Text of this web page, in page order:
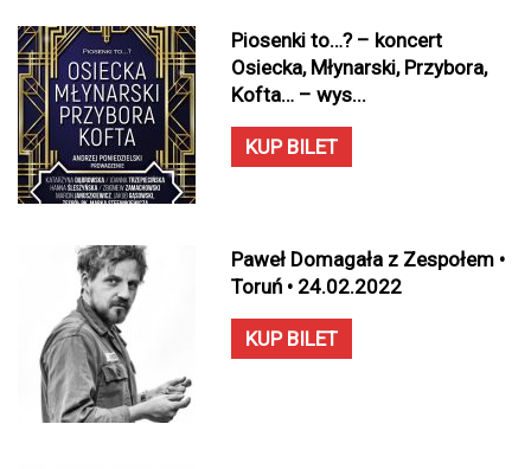
Piosenki to…? – koncert
Osiecka, Młynarski, Przybora,
Kofta… – wys...
KUP BILET
Paweł Domagała z Zespołem •
Toruń • 24.02.2022
KUP BILET